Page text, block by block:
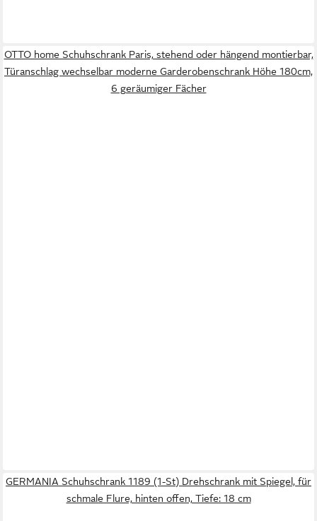
OTTO home Schuhschrank Paris, stehend oder hängend montierbar,
Türanschlag wechselbar moderne Garderobenschrank Höhe 180cm,
6 geräumiger Fächer
GERMANIA Schuhschrank 1189 (1-St) Drehschrank mit Spiegel, für
schmale Flure, hinten offen, Tiefe: 18 cm